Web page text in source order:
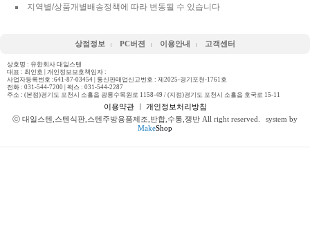
지역별/상품개별배송정책에 따라 변동될 수 있습니다
상점정보 PC버젼 이용안내 고객센터
상호명 : 유한회사 대일스텐
대표 : 최인호 | 개인정보보호책임자 :
사업자등록번호 :641-87-03454 | 통신판매업신고번호 : 제2025-경기포천-1761호
전화 : 031-544-7200 | 팩스 : 031-544-2287
주소 : (본점)경기도 포천시 소흘읍 광릉수목원로 1158-49 / (지점)경기도 포천시 소흘읍 호국로 15-11
이용약관ㅣ 개인정보처리방침
ⓒ 대일스텐,스텐식판,스텐주방용품제조,반합,수통,쟁반 All right reserved.
system by
MakeShop